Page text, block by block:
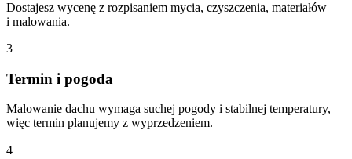
Dostajesz wycenę z rozpisaniem mycia, czyszczenia, materiałów
i malowania.
3
Termin i pogoda
Malowanie dachu wymaga suchej pogody i stabilnej temperatury,
więc termin planujemy z wyprzedzeniem.
4